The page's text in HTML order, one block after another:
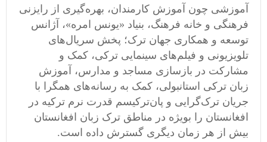
آموزشی چون آموزش کارمندان، بهره‌گیری از رایزنی
فرهنگی و خانه‌ فرهنگ، بنیاد «یونس امره»، آژانس
توسعه و همکاری جهان ترک؛ پخش سریال‌های
تلویزیونی و فیلم‌های سینمایی ترکی، کمک و
مشارکت در بازسازی مساجد و مدارس، آموزش
زبان ترکی استانبولی، کمک به رسانه‌های همگرا با
جریان ترک‌گرایی و پان‌ترکیسم قدرت نرم ترکیه در
افغانستان را بویژه در مناطق ترک زبان افغانستان
بیش از هر زمان دیگری گسترش داده است.